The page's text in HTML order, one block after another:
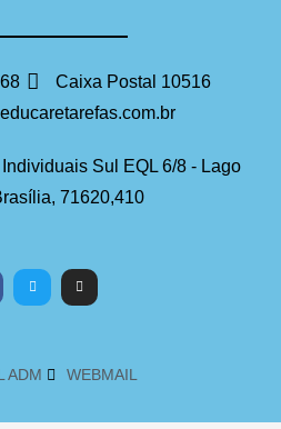
Caixa Postal 10516
Sul EQL 6/8 - Lago
71620,410
ADM WEBMAIL